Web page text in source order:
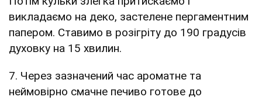
викладаємо на деко, застелене пергаментним
папером. Ставимо в розігріту до 190 градусів
духовку на 15 хвилин.
7. Через зазначений час ароматне та
неймовірно смачне печиво готове до